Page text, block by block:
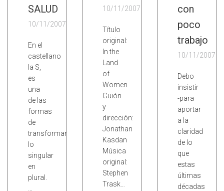
SALUD
10/11/2007
En el
castellano
la S,
es
una
de las
formas
de
transformar
lo
singular
en
plural.
10/11/2007
Título
original:
In the
Land
of
Women
Guión
y
dirección:
Jonathan
Kasdan
Música
original:
Stephen
Trask…
con
poco
trabajo
10/11/2007
Debo
insistir
-para
aportar
a la
claridad
de lo
que
estas
últimas
décadas